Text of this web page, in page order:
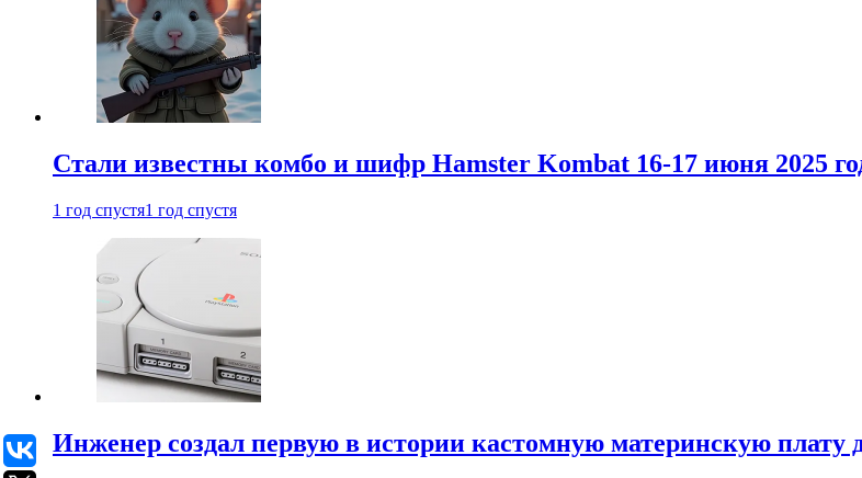
Стали известны комбо и шифр Hamster Kombat 16-17 июня 2025
1 год спустя1 год спустя
Инженер создал первую в истории кастомную материнскую плату